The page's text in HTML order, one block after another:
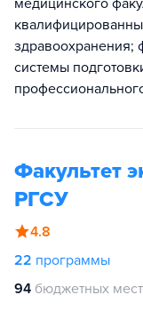
здравоохранения;
системы
Факультет
РГСУ
4.8
22 программы
94 бюджетных мест